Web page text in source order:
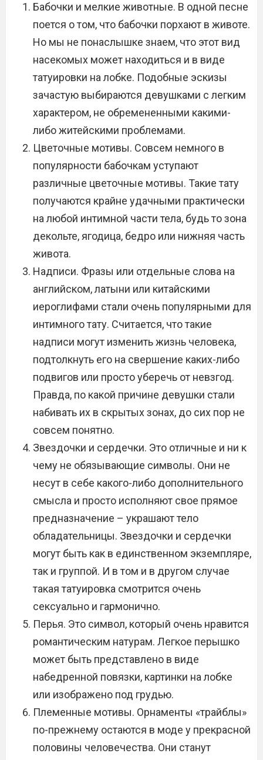
Бабочки и мелкие животные. В одной песне
поется о том, что бабочки порхают в животе.
Но мы не понаслышке знаем, что этот вид
насекомых может находиться и в виде
татуировки на лобке. Подобные эскизы
зачастую выбираются девушками с легким
характером, не обремененными какими-
либо житейскими проблемами.
Цветочные мотивы. Совсем немного в
популярности бабочкам уступают
различные цветочные мотивы. Такие тату
получаются крайне удачными практически
на любой интимной части тела, будь то зона
декольте, ягодица, бедро или нижняя часть
живота.
Надписи. Фразы или отдельные слова на
английском, латыни или китайскими
иероглифами стали очень популярными для
интимного тату. Считается, что такие
надписи могут изменить жизнь человека,
подтолкнуть его на свершение каких-либо
подвигов или просто уберечь от невзгод.
Правда, по какой причине девушки стали
набивать их в скрытых зонах, до сих пор не
совсем понятно.
Звездочки и сердечки. Это отличные и ни к
чему не обязывающие символы. Они не
несут в себе какого-либо дополнительного
смысла и просто исполняют свое прямое
предназначение – украшают тело
обладательницы. Звездочки и сердечки
могут быть как в единственном экземпляре,
так и группой. И в том и в другом случае
такая татуировка смотрится очень
сексуально и гармонично.
Перья. Это символ, который очень нравится
романтическим натурам. Легкое перышко
может быть представлено в виде
набедренной повязки, картинки на лобке
или изображено под грудью.
Племенные мотивы. Орнаменты «трайблы»
по-прежнему остаются в моде у прекрасной
половины человечества. Они станут